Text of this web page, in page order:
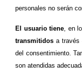
personales no serán
El usuario tiene , en
transmitidos a través
del consentimiento.
son atendidas